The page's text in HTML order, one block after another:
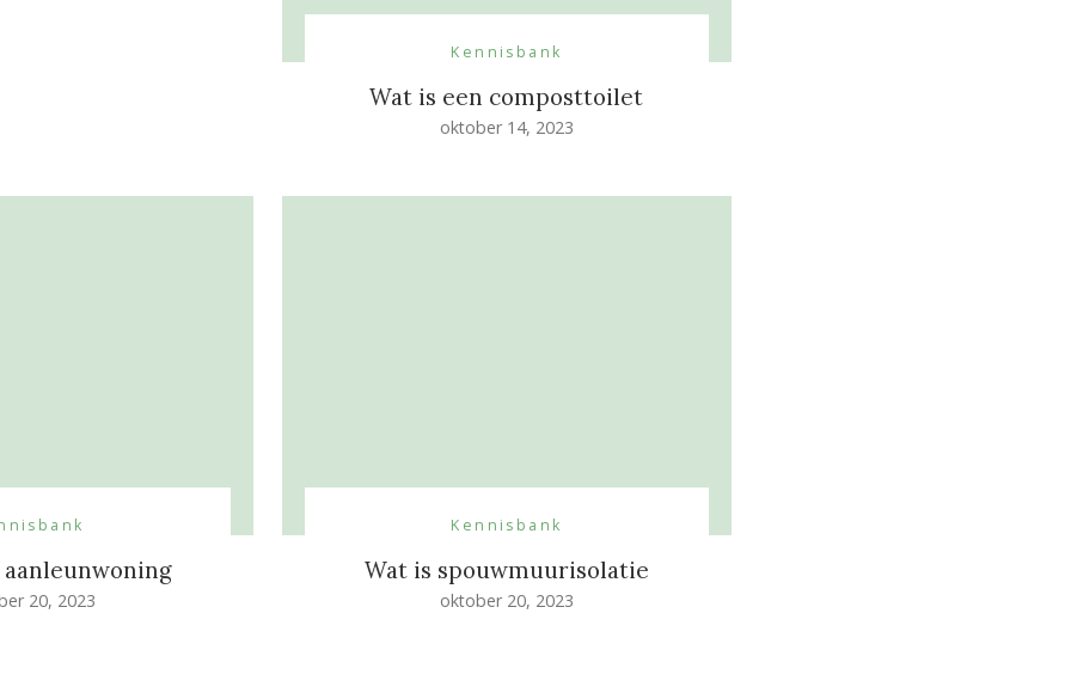
Kennisbank
Wat is een composttoilet
oktober 14, 2023
20, 2023
Kennisbank
Wat is spouwmuurisolatie
oktober 20, 2023